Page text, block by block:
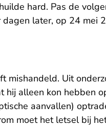
hard. Pas de
later, op 24 mei
mishandeld. Uit
alleen kon hebben
aanvallen)
moet het letsel bij